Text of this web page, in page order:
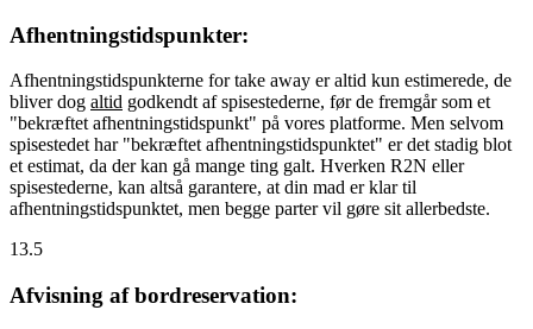
Afhentningstidspunkter:
Afhentningstidspunkterne for take away er altid kun estimerede, de
bliver dog altid godkendt af spisestederne, før de fremgår som et
"bekræftet afhentningstidspunkt" på vores platforme. Men selvom
spisestedet har "bekræftet afhentningstidspunktet" er det stadig blot
et estimat, da der kan gå mange ting galt. Hverken R2N eller
spisestederne, kan altså garantere, at din mad er klar til
afhentningstidspunktet, men begge parter vil gøre sit allerbedste.
13.5
Afvisning af bordreservation: